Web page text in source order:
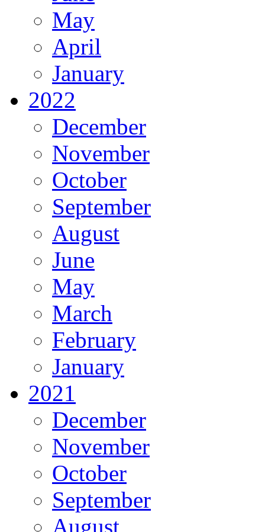
May
April
January
2022
December
November
October
September
August
June
May
March
February
January
2021
December
November
October
September
August